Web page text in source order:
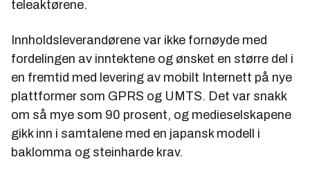
teleaktørene.
Innholdsleverandørene var ikke fornøyde med
fordelingen av inntektene og ønsket en større del i
en fremtid med levering av mobilt Internett på nye
plattformer som GPRS og UMTS. Det var snakk
om så mye som 90 prosent, og medieselskapene
gikk inn i samtalene med en japansk modell i
baklomma og steinharde krav.